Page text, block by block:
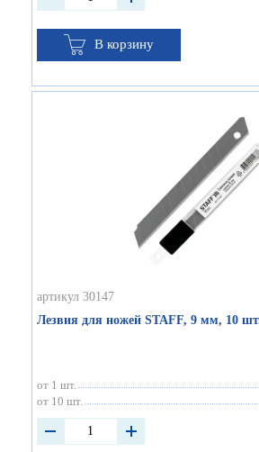
В корзину
артикул 30147
Лезвия для ножей STAFF, 9 мм, 10
от 1 шт.
от 10 шт.